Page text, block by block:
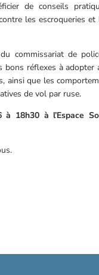
de conseils
les escroqueries et
commissariat de
bons réflexes à adopter
ainsi que les
de vol par ruse.
18h30 à l’Espace